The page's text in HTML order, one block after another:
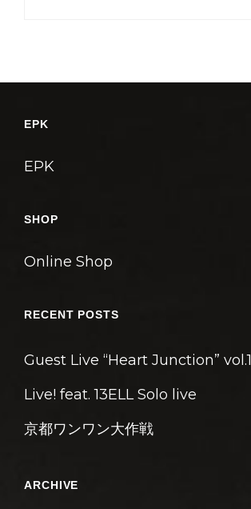
EPK
EPK
SHOP
Online Shop
RECENT POSTS
Guest Live “Heart Junction” vol.1
Live! feat. 13ELL Solo live
京都ワンワン大作戦
ARCHIVE